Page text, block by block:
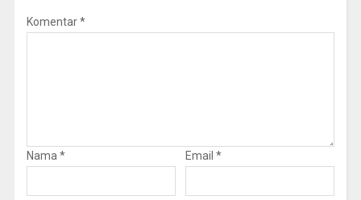
Komentar*
Nama * Email *